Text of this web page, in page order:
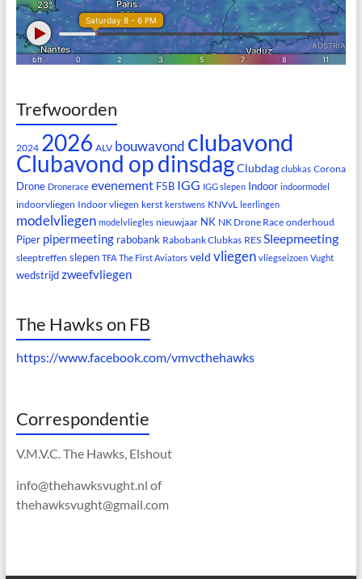
Trefwoorden
2024 2026 ALV bouwavond clubavond
Clubavond op dinsdagClubdag clubkas Corona
Drone Dronerace evenement F5B IGG IGG slepen Indoor indoormodel
indoorvliegen Indoor vliegen kerst kerstwens KNVvL leerlingen
modelvliegen modelvliegles nieuwjaar NK NK Drone Race onderhoud
Piper pipermeeting rabobank Rabobank Clubkas RES Sleepmeeting
sleeptreffen slepen TFA The First Aviators veld vliegen vliegseizoen Vught
wedstrijd zweefvliegen
The Hawks on FB
https://www.facebook.com/vmvcthehawks
Correspondentie
V.M.V.C. The Hawks, Elshout
info@thehawksvught.nl of
thehawksvught@gmail.com